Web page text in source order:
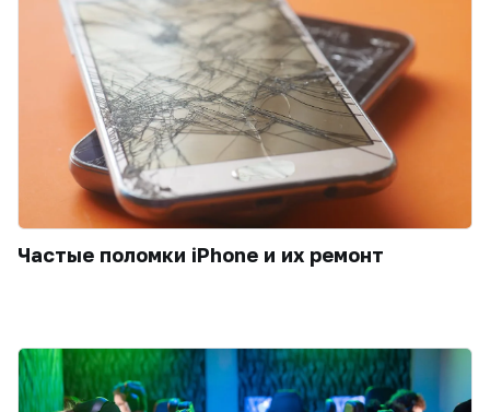
Частые поломки iPhone и их ремонт